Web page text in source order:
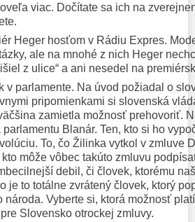
viac. Dočítate sa ich na
Heger hosťom v Rádiu Expres.
ale na mnohé z nich Heger
z ulice“ a ani nesedel na
v parlamente. Na úvod požiadal o
pripomienkami si slovenská
zamietla možnosť prehovoriť.
Blanár. Ten, kto si ho
To, čo Žilinka vytkol v zmluve
môže vôbec takúto zmluvu
debil, či človek, ktorému
je to totálne zvrátený človek, ktorý
národa. Vyberte si, ktorá možnosť
Slovensko otrockej zmluvy.